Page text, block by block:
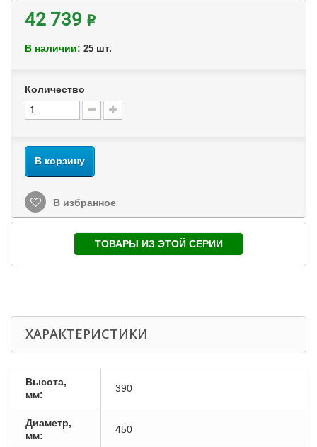
42 739 ₽
В наличии: 25 шт.
Количество
В корзину
В избранное
ТОВАРЫ ИЗ ЭТОЙ СЕРИИ
ХАРАКТЕРИСТИКИ
Высота,
мм:
390
Диаметр,
мм:
450